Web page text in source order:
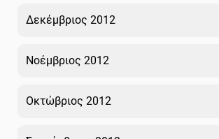
Δεκέμβριος 2012
Νοέμβριος 2012
Οκτώβριος 2012